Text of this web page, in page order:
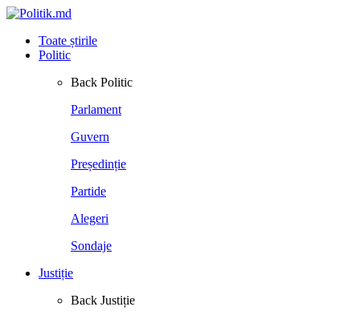
Toate știrile
Politic
Back Politic
Parlament
Guvern
Președinție
Partide
Alegeri
Sondaje
Justiție
Back Justiție